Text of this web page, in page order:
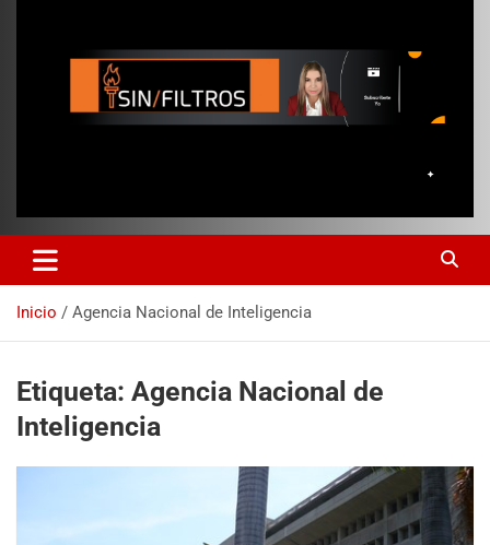
Inicio Agencia Nacional de Inteligencia
Etiqueta: Agencia Nacional de
Inteligencia